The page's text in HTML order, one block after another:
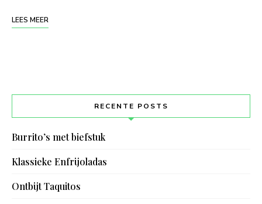
LEES MEER
RECENTE POSTS
Burrito’s met biefstuk
Klassieke Enfrijoladas
Ontbijt Taquitos